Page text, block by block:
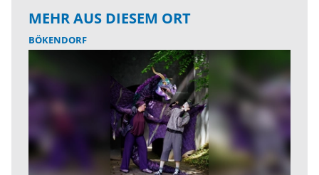
MEHR AUS DIESEM ORT
BÖKENDORF